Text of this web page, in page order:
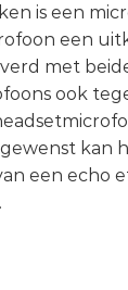
is een
een
met
ook
kan
een echo